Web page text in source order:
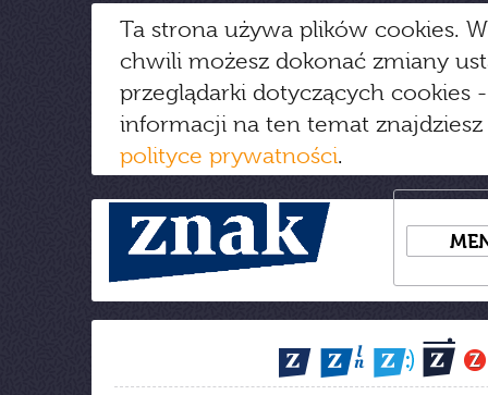
Ta strona używa plików cookies.
chwili możesz dokonać zmiany
przeglądarki dotyczących cookies
informacji na ten temat
polityce prywatności.